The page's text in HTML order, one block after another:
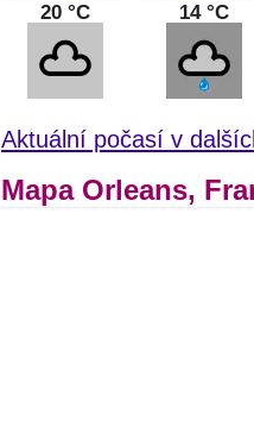
20 °C 14 °C
Aktuální počasí v
Mapa Orleans,